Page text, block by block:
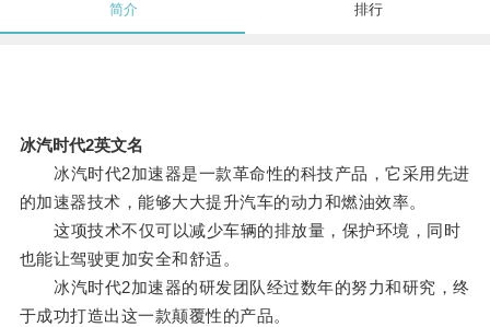
简介 排行
冰汽时代2英文名
冰汽时代2加速器是一款革命性的科技产品，它采用先进
的加速器技术，能够大大提升汽车的动力和燃油效率。
这项技术不仅可以减少车辆的排放量，保护环境，同时
也能让驾驶更加安全和舒适。
冰汽时代2加速器的研发团队经过数年的努力和研究，终
于成功打造出这一款颠覆性的产品。